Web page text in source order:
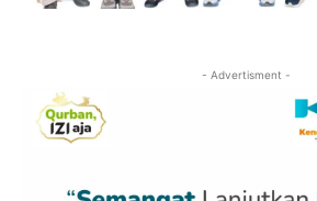
- Advertisment -